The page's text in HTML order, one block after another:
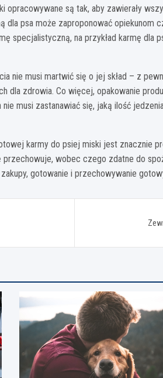
opracowywane są tak, aby zawierały
dla psa może zaproponować opiekunom
specjalistyczną, na przykład karmę dla
nie musi martwić się o jej skład – z
dla zdrowia. Co więcej, opakowanie
musi zastanawiać się, jaką ilość
karmy do psiej miski jest znacznie
wobec czego zdatne do
gotowanie i przechowywanie